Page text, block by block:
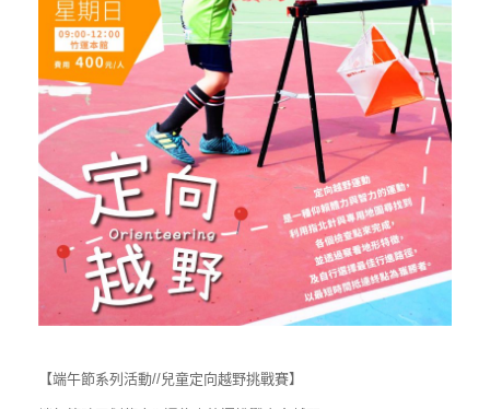
【端午節系列活動//兒童定向越野挑戰賽】